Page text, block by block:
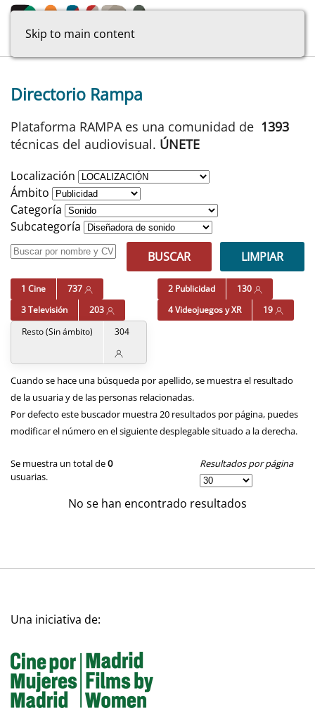
Skip to main content
Directorio Rampa
Plataforma RAMPA es una comunidad de 1393
técnicas del audiovisual. ÚNETE
Localización
Ámbito
Categoría
Subcategoría
BUSCAR
LIMPIAR
1 Cine 737 2 Publicidad
130
3 Televisión
203 4 Videojuegos y XR
19
Resto (Sin ámbito)
304
Cuando se hace una búsqueda por apellido, se muestra el resultado
de la usuaria y de las personas relacionadas.
Por defecto este buscador muestra 20 resultados por página, puedes
modificar el número en el siguiente desplegable situado a la derecha.
Se muestra un total de0
usuarias.
Resultados por página
No se han encontrado resultados
Una iniciativa de: